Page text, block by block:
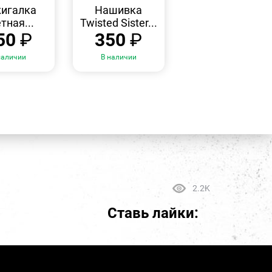
₽
Нашивка
Twisted Sister...
350₽
В наличии
2.2K
Ставь лайки: